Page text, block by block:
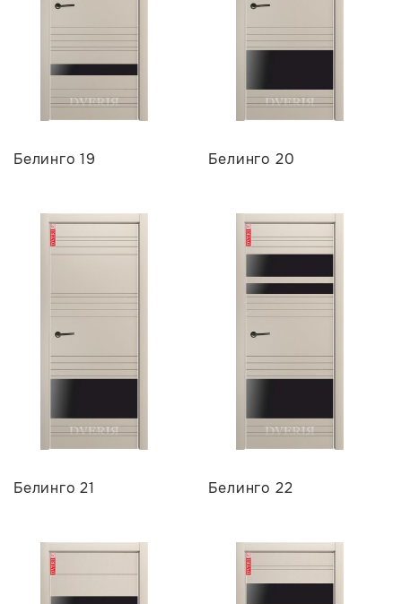
Белинго 19 Белинго 20
Белинго 21 Белинго 22